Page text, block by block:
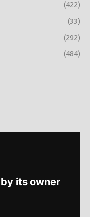
(422)
(33)
(292)
(484)